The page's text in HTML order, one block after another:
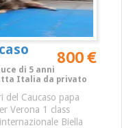
800 €
di 5 anni
Italia da privato
del Caucaso papa
Verona 1 class
Biella